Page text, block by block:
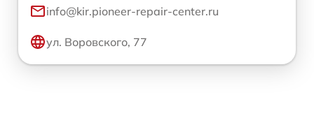
info@kir.pioneer-repair-center.ru
ул. Воровского, 77